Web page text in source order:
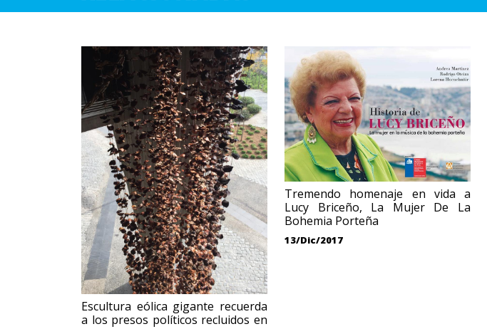
Escultura eólica gigante recuerda
a los presos políticos recluidos en
Tremendo homenaje en vida a
Lucy Briceño, La Mujer De La
Bohemia Porteña
13/Dic/2017